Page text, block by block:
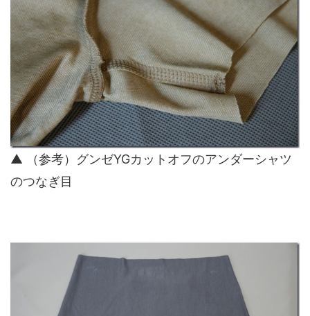
▲ （参考）グンゼYGカットオフのアンダーシャツ
のつなぎ目